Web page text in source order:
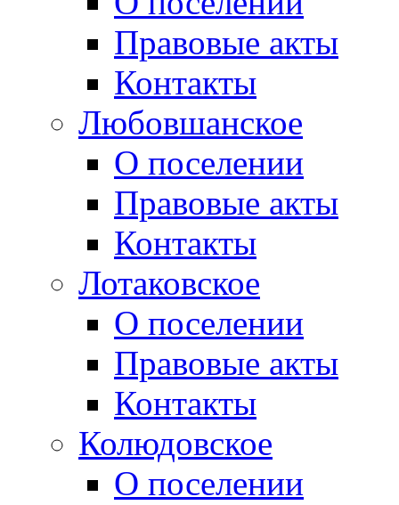
Правовые акты
Контакты
Любовшанское
О поселении
Правовые акты
Контакты
Лотаковское
О поселении
Правовые акты
Контакты
Колюдовское
О поселении